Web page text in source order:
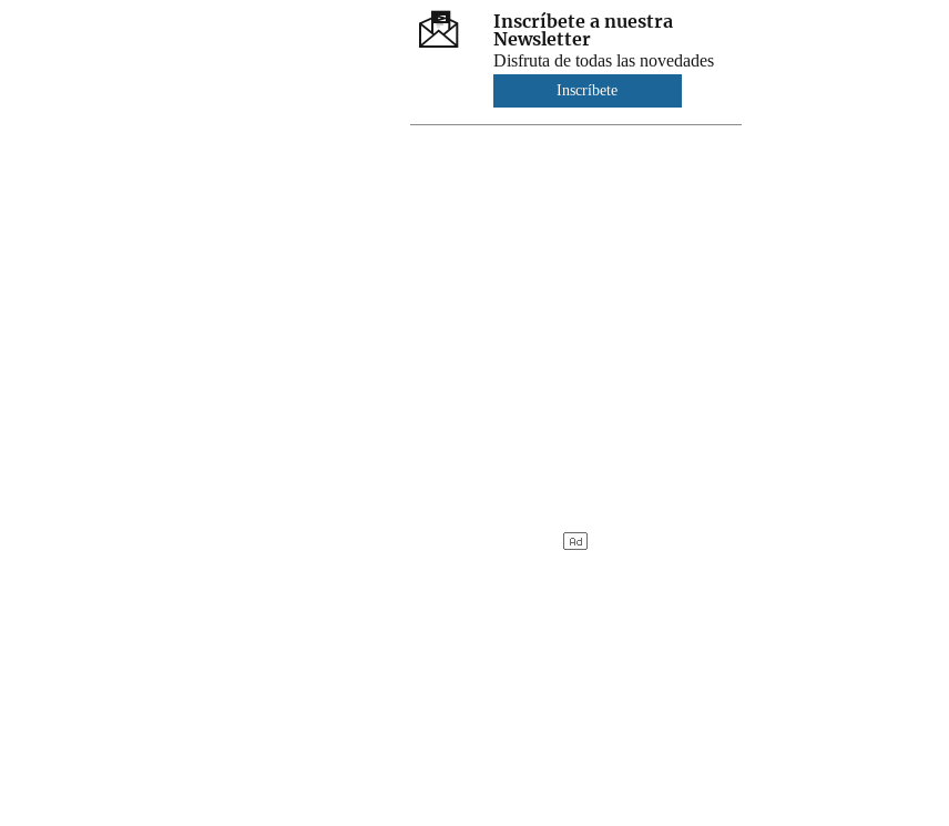
Inscríbete a nuestra
Newsletter
Disfruta de todas las novedades
Inscríbete